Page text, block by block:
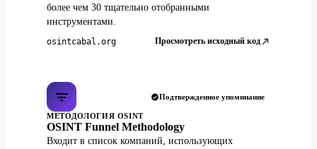
более чем 30 тщательно отобранными
инструментами.
osintcabal.org Просмотреть исходный код
Подтвержденное упоминание
МЕТОДОЛОГИЯ OSINT
OSINT Funnel Methodology
Входит в список компаний, использующих